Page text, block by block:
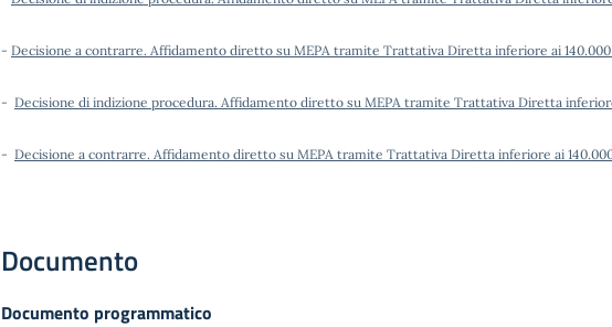
- Decisione a contrarre. Affidamento diretto su MEPA tramite Trattativa Diretta inferiore ai
- Decisione di indizione procedura. Affidamento diretto su MEPA tramite Trattativa Diretta
- Decisione a contrarre. Affidamento diretto su MEPA tramite Trattativa Diretta inferiore ai
Documento
Documento programmatico